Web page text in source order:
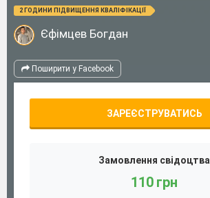
2 ГОДИНИ ПІДВИЩЕННЯ КВАЛІФІКАЦІЇ
Єфімцев Богдан
Поширити у Facebook
ЗАРЕЄСТРУВАТИСЬ
Замовлення свідоцтва
110 грн